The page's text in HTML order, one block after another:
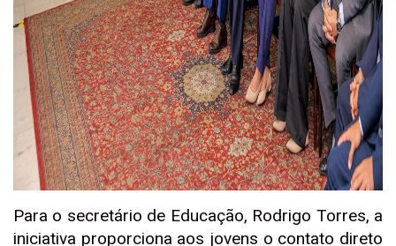
Para o secretário de Educação, Rodrigo Torres, a
iniciativa proporciona aos jovens o contato direto